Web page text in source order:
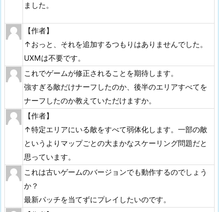
ました。
【作者】
↑おっと、それを追加するつもりはありませんでした。
UXMは不要です。
これでゲームが修正されることを期待します。
強すぎる敵だけナーフしたのか、後半のエリアすべてを
ナーフしたのか教えていただけますか。
【作者】
↑特定エリアにいる敵をすべて弱体化します。一部の敵
というよりマップごとの大まかなスケーリング問題だと
思っています。
これは古いゲームのバージョンでも動作するのでしょう
か？
最新パッチを当てずにプレイしたいのです。